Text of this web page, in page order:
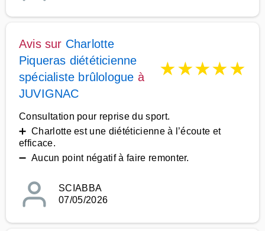
Avis sur Charlotte
Piqueras diététicienne
spécialiste brûlologue à
JUVIGNAC
★★★★★
Consultation pour reprise du sport.
➕ Charlotte est une diététicienne à l’écoute et
efficace.
➖ Aucun point négatif à faire remonter.
SCIABBA
07/05/2026